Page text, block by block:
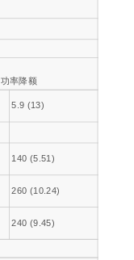
率降额
5.9 (13)
140 (5.51)
260 (10.24)
240 (9.45)